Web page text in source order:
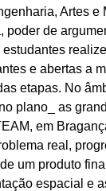
Artes e
poder de
e abertas a
etapas. No
plano_ as
em
real,
um produto
espacial e